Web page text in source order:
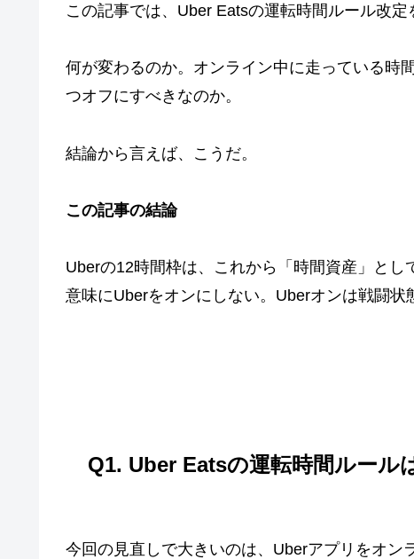
この記事では、Uber Eatsの運転時間ルール改
何が変わるのか。オンライン中に走っている時
つオフにすべきなのか。
結論から言えば、こうだ。
この記事の結論
Uberの12時間枠は、これから「時間資産」と
意味にUberをオンにしない。Uberオンは戦闘状
Q1. Uber Eatsの運転時間ルール
今回の見直しで大きいのは、Uberアプリをオン